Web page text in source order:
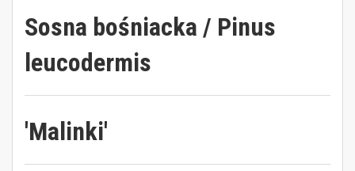
Sosna bośniacka / Pinus
leucodermis
'Malinki'